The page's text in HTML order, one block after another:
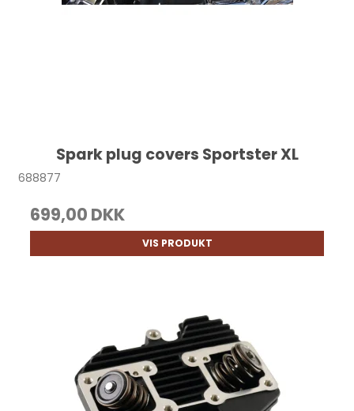
Spark plug covers Sportster XL
688877
699,00 DKK
VIS PRODUKT